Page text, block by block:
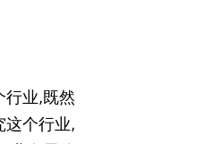
行业,既然
这个行业,